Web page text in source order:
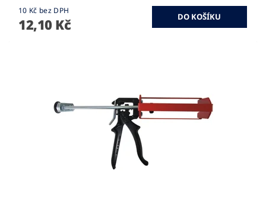
10 Kč bez DPH
12,10 Kč